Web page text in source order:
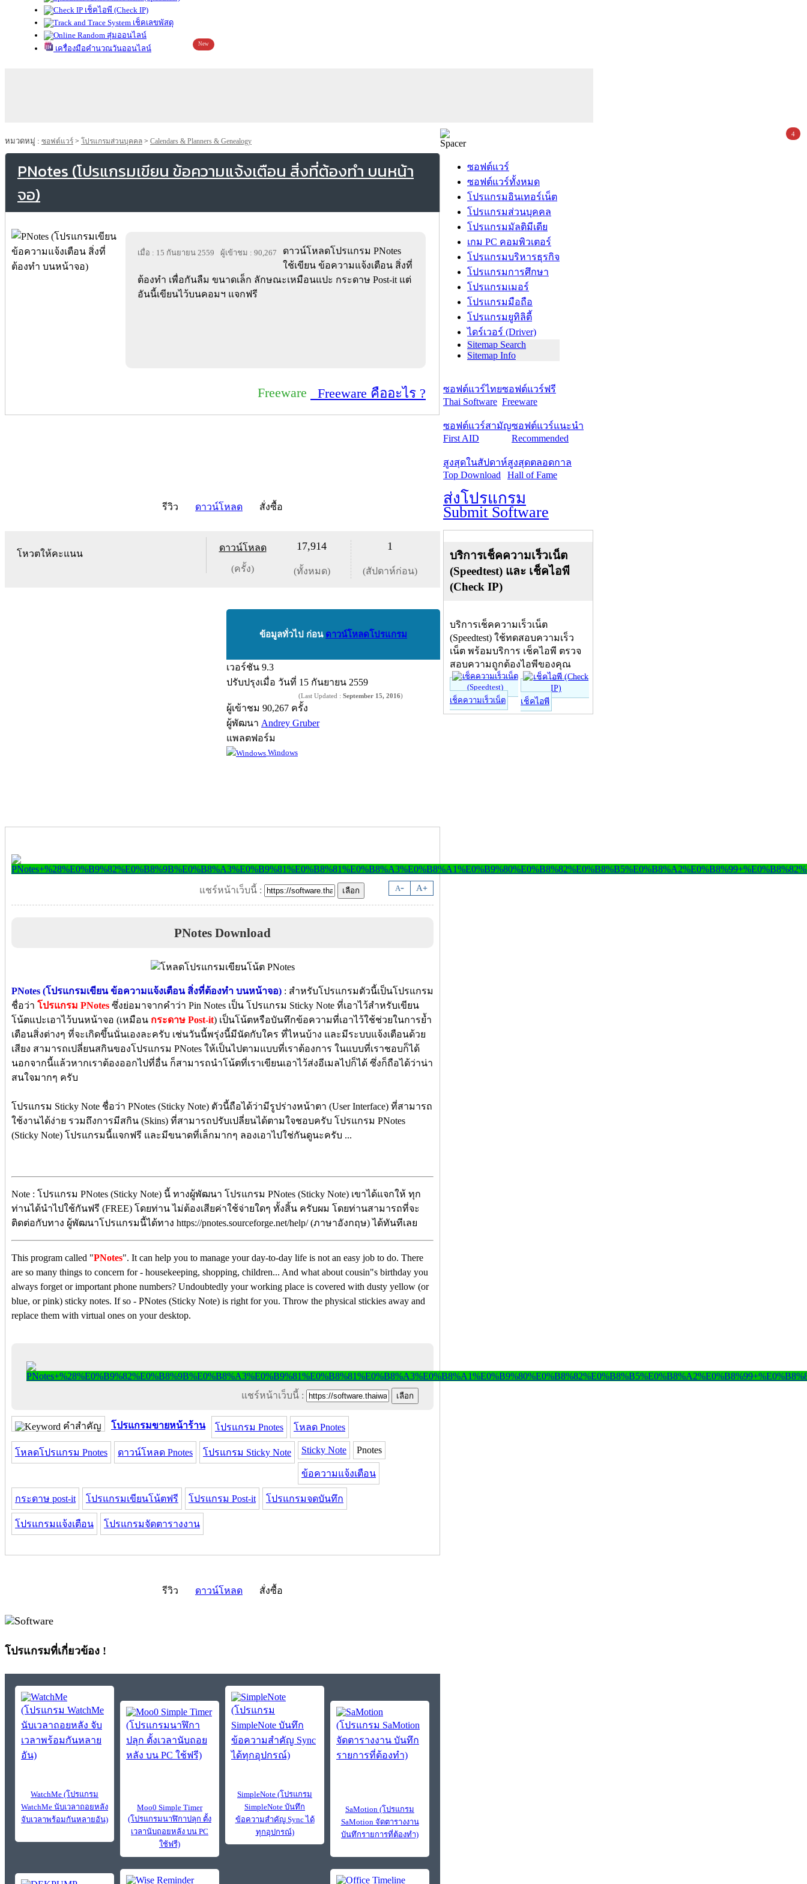
เช็คไอพี (Check IP)
เช็คเลขพัสดุ
สุ่มออนไลน์
เครื่องมือคำนวณวันออนไลน์
New
หมวดหมู่ : ซอฟต์แวร์ > โปรแกรมส่วนบุคคล > Calendars & Planners & Genealogy
PNotes (โปรแกรมเขียน ข้อความแจ้งเตือน สิ่งที่ต้องทำ บนหน้า
จอ)
เมื่อ : 15 กันยายน 2559 ผู้เข้าชม : 90,267
ดาวน์โหลดโปรแกรม PNotes
ใช้เขียน ข้อความแจ้งเตือน สิ่งที่
ต้องทำ เพื่อกันลืม ขนาดเล็ก ลักษณะเหมือนแปะ กระดาษ Post-it แต่
อันนี้เขียนไว้บนคอมฯ แจกฟรี
Freeware Freeware คืออะไร ?
รีวิว ดาวน์โหลด สั่งซื้อ
โหวตให้คะแนน
ดาวน์โหลด
(ครั้ง)
17,914
(ทั้งหมด)
1
(สัปดาห์ก่อน)
ข้อมูลทั่วไป ก่อน ดาวน์โหลดโปรแกรม
เวอร์ชัน 9.3
ปรับปรุงเมื่อ วันที่ 15 กันยายน 2559
(Last Updated : September 15, 2016)
ผู้เข้าชม 90,267 ครั้ง
ผู้พัฒนา Andrey Gruber
แพลตฟอร์ม
Windows
A- A+
แชร์หน้าเว็บนี้ :
PNotes Download
PNotes (โปรแกรมเขียน ข้อความแจ้งเตือน สิ่งที่ต้องทำ บนหน้าจอ) : สำหรับโปรแกรมตัวนี้เป็นโปรแกรม
ชื่อว่า โปรแกรม PNotes ซึ่งย่อมาจากคำว่า Pin Notes เป็น โปรแกรม Sticky Note ที่เอาไว้สำหรับเขียน
โน้ตแปะเอาไว้บนหน้าจอ (เหมือน กระดาษ Post-it) เป็นโน้ตหรือบันทึกข้อความที่เอาไว้ใช้ช่วยในการย้ำ
เตือนสิ่งต่างๆ ที่จะเกิดขึ้นนั่นเองละครับ เช่นวันนี้พรุ่งนี้มีนัดกับใคร ที่ไหนบ้าง และมีระบบแจ้งเตือนด้วย
เสียง สามารถเปลี่ยนสกินของโปรแกรม PNotes ให้เป็นไปตามแบบที่เราต้องการ ในแบบที่เราชอบก็ได้
นอกจากนี้แล้วหากเราต้องออกไปที่อื่น ก็สามารถนำโน้ตที่เราเขียนเอาไว้ส่งอีเมลไปก็ได้ ซึ่งก็ถือได้ว่าน่า
สนใจมากๆ ครับ
โปรแกรม Sticky Note ชื่อว่า PNotes (Sticky Note) ตัวนี้ถือได้ว่ามีรูปร่างหน้าตา (User Interface) ที่สามารถ
ใช้งานได้ง่าย รวมถึงการมีสกิน (Skins) ที่สามารถปรับเปลี่ยนได้ตามใจชอบครับ โปรแกรม PNotes
(Sticky Note) โปรแกรมนี้แจกฟรี และมีขนาดที่เล็กมากๆ ลองเอาไปใช่กันดูนะครับ ...
Note : โปรแกรม PNotes (Sticky Note) นี้ ทางผู้พัฒนา โปรแกรม PNotes (Sticky Note) เขาได้แจกให้ ทุก
ท่านได้นำไปใช้กันฟรี (FREE) โดยท่าน ไม่ต้องเสียค่าใช้จ่ายใดๆ ทั้งสิ้น ครับผม โดยท่านสามารถที่จะ
ติดต่อกับทาง ผู้พัฒนาโปรแกรมนี้ได้ทาง https://pnotes.sourceforge.net/help/ (ภาษาอังกฤษ) ได้ทันทีเลย
This program called "PNotes". It can help you to manage your day-to-day life is not an easy job to do. There
are so many things to concern for - housekeeping, shopping, children... And what about cousin"s birthday you
always forget or important phone numbers? Undoubtedly your working place is covered with dusty yellow (or
blue, or pink) sticky notes. If so - PNotes (Sticky Note) is right for you. Throw the physical stickies away and
replace them with virtual ones on your desktop.
แชร์หน้าเว็บนี้ :
คำสำคัญ โปรแกรมขายหน้าร้าน โปรแกรม Pnotes โหลด Pnotes
โหลดโปรแกรม Pnotes ดาวน์โหลด Pnotes โปรแกรม Sticky Note Sticky Note Pnotes
ข้อความแจ้งเตือน
กระดาษ post-it โปรแกรมเขียนโน้ตฟรี โปรแกรม Post-it โปรแกรมจดบันทึก
โปรแกรมแจ้งเตือน โปรแกรมจัดตารางงาน
รีวิว ดาวน์โหลด สั่งซื้อ
โปรแกรมที่เกี่ยวข้อง !
WatchMe (โปรแกรม
WatchMe นับเวลาถอยหลัง
จับเวลาพร้อมกันหลายอัน)
Moo0 Simple Timer
(โปรแกรมนาฬิกาปลุก ตั้ง
เวลานับถอยหลัง บน PC
ใช้ฟรี)
SimpleNote (โปรแกรม
SimpleNote บันทึก
ข้อความสำคัญ Sync ได้
ทุกอุปกรณ์)
SaMotion (โปรแกรม
SaMotion จัดตารางงาน
บันทึกรายการที่ต้องทำ)
ซอฟต์แวร์
ซอฟต์แวร์ทั้งหมด
โปรแกรมอินเทอร์เน็ต
โปรแกรมส่วนบุคคล
โปรแกรมมัลติมีเดีย
เกม PC คอมพิวเตอร์
โปรแกรมบริหารธุรกิจ
โปรแกรมการศึกษา
โปรแกรมเมอร์
โปรแกรมมือถือ
โปรแกรมยูทิลิตี้
ไดร์เวอร์ (Driver)
Sitemap Search
Sitemap Info
ซอฟต์แวร์ไทย
Thai Software
ซอฟต์แวร์ฟรี
Freeware
ซอฟต์แวร์สามัญ
First AID
ซอฟต์แวร์แนะนำ
Recommended
สูงสุดในสัปดาห์
Top Download
สูงสุดตลอดกาล
Hall of Fame
ส่งโปรแกรม
Submit Software
บริการเช็คความเร็วเน็ต
(Speedtest) และ เช็คไอพี
(Check IP)
บริการเช็คความเร็วเน็ต
(Speedtest) ใช้ทดสอบความเร็ว
เน็ต พร้อมบริการ เช็คไอพี ตรวจ
สอบความถูกต้องไอพีของคุณ
เช็คความเร็วเน็ต เช็คไอพี
4